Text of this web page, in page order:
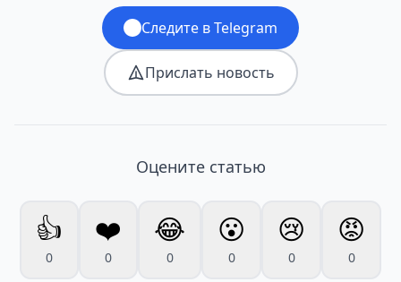
Следите в Telegram
Прислать новость
Оцените статью
👍
0
❤️
0
😂
0
😮
0
😢
0
😡
0